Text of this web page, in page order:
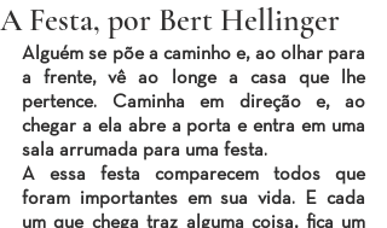
A Festa, por Bert Hellinger
Alguém se põe a caminho e, ao olhar para
a frente, vê ao longe a casa que lhe
pertence. Caminha em direção e, ao
chegar a ela abre a porta e entra em uma
sala arrumada para uma festa.
A essa festa comparecem todos que
foram importantes em sua vida. E cada
um que chega traz alguma coisa, fica um